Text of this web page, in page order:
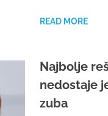
READ MORE
Najbolje
nedostaje
zuba